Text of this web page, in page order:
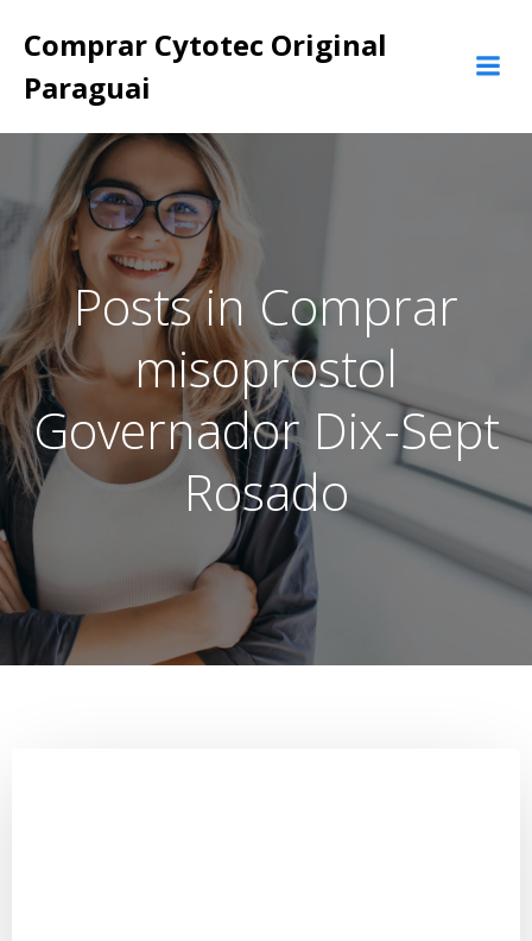
para
Comprar Cytotec Original
Paraguai
Posts in Comprar
misoprostol
Governador Dix-Sept
Rosado